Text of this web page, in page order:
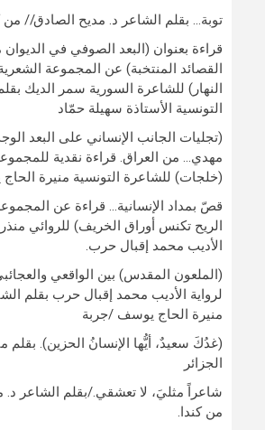
توبة… بقلم الشاعر د. مديح الصادق// من
قراءة بعنوان (البعد الصوفي في
القصائد المنتخبة) عن المجموعة
النهار) للشاعرة السورية سمر الديك
التونسية الأستاذة سهيلة حمّاد
(تجليات الجانب الإنساني على البعد
مهدي… من العراق. قراءة نقدية
(خلجات) للشاعرة التونسية منيرة
قصّ بمداد الإنسانية… قراءة عن
الريح تكنس أوراق الخريف) للروائي
الأديب محمد إقبال حرب.
(الملعون المقدس) بين الواقعي
لرواية الأديب محمد إقبال حرب بقلم
منيرة الحاج يوسف /جربة
(غدُكَ سعيدٌ، أيُّها الإنسانُ الحزين).
الجزائر
شاعراً مثليَ، لا تعشقي./بقلم الشاعر د.
من كندا.